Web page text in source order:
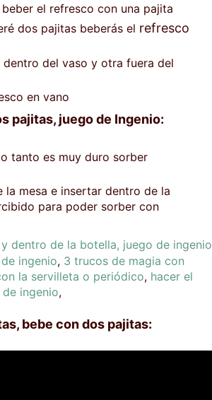
el refresco con una pajita
dos pajitas beberás el refresco
del vaso y otra fuera del
en vano
pajitas, juego de Ingenio:
tanto es muy duro sorber
mesa e insertar dentro de la
para poder sorber con
dentro de la botella, juego de ingenio
ingenio, 3 trucos de magia con
la servilleta o periódico, hacer el
ingenio,
bebe con dos pajitas: